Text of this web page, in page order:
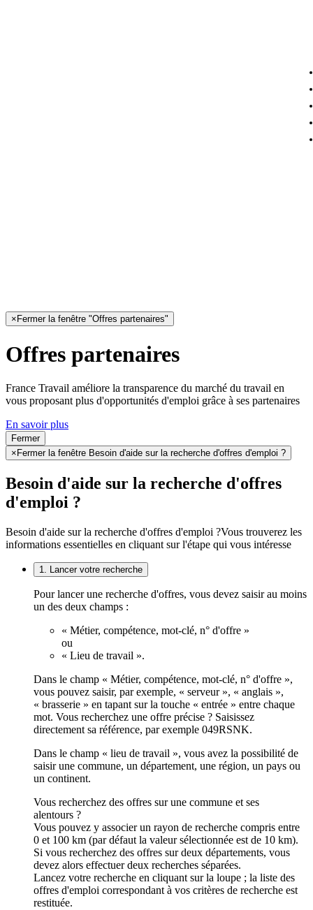
× Fermer la fenêtre "Offres partenaires"
Offres partenaires
France Travail améliore la transparence du marché du travail en
vous proposant plus d'opportunités d'emploi grâce à ses partenaires
En savoir plus
Fermer
× Fermer la fenêtre Besoin d'aide sur la recherche d'offres d'emploi ?
Besoin d'aide sur la recherche d'offres
d'emploi ?
Besoin d'aide sur la recherche d'offres d'emploi ?Vous trouverez les
informations essentielles en cliquant sur l'étape qui vous intéresse
1. Lancer votre recherche
Pour lancer une recherche d'offres, vous devez saisir au moins
un des deux champs :
« Métier, compétence, mot-clé, n° d'offre »
ou
« Lieu de travail ».
Dans le champ « Métier, compétence, mot-clé, n° d'offre »,
vous pouvez saisir, par exemple, « serveur », « anglais »,
« brasserie » en tapant sur la touche « entrée » entre chaque
mot. Vous recherchez une offre précise ? Saisissez
directement sa référence, par exemple 049RSNK.
Dans le champ « lieu de travail », vous avez la possibilité de
saisir une commune, un département, une région, un pays ou
un continent.
Vous recherchez des offres sur une commune et ses
alentours ?
Vous pouvez y associer un rayon de recherche compris entre
0 et 100 km (par défaut la valeur sélectionnée est de 10 km).
Si vous recherchez des offres sur deux départements, vous
devez alors effectuer deux recherches séparées.
Lancez votre recherche en cliquant sur la loupe ; la liste des
offres d'emploi correspondant à vos critères de recherche est
restituée.